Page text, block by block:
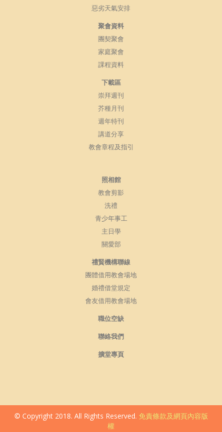
惡劣天氣安排
聚會資料
團契聚會
家庭聚會
課程資料
下載區
崇拜週刊
芥種月刊
週年特刊
講道分享
教會章程及指引
照相館
教會剪影
洗禮
青少年事工
主日學
關愛部
禮賢機構聯線
團體借用教會場地
婚禮借堂規定
會友借用教會場地
職位空缺
聯絡我們
擴堂專頁
© Copyright 2018. All Rights Reserved. 免責條款及網頁內容版
權